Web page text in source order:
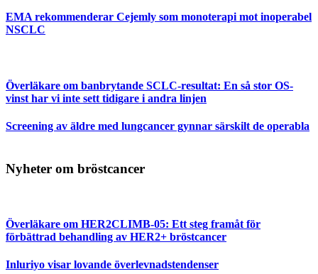
EMA rekommenderar Cejemly som monoterapi mot inoperabel
NSCLC
Överläkare om banbrytande SCLC-resultat: En så stor OS-
vinst har vi inte sett tidigare i andra linjen
Screening av äldre med lungcancer gynnar särskilt de operabla
Nyheter om bröstcancer
Överläkare om HER2CLIMB-05: Ett steg framåt för
förbättrad behandling av HER2+ bröstcancer
Inluriyo visar lovande överlevnadstendenser